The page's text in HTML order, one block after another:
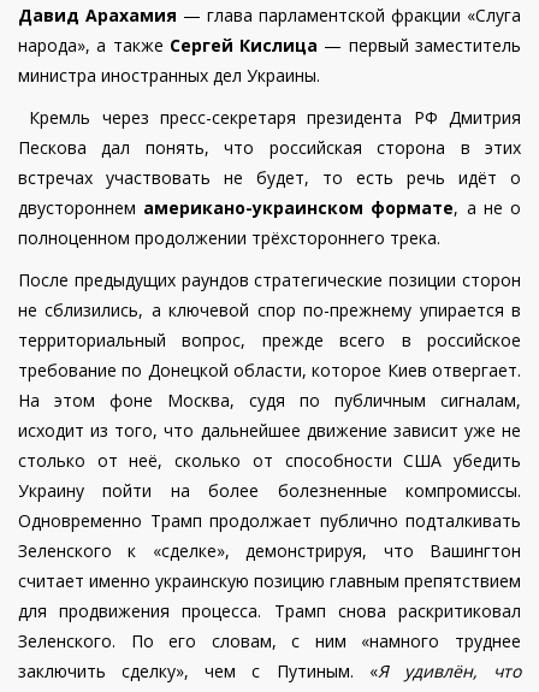
Давид Арахамия — глава парламентской фракции «Слуга
народа», а также Сергей Кислица — первый заместитель
министра иностранных дел Украины.
Кремль через пресс-секретаря президента РФ Дмитрия
Пескова дал понять, что российская сторона в этих
встречах участвовать не будет, то есть речь идёт о
двустороннем американо-украинском формате, а не о
полноценном продолжении трёхстороннего трека.
После предыдущих раундов стратегические позиции сторон
не сблизились, а ключевой спор по-прежнему упирается в
территориальный вопрос, прежде всего в российское
требование по Донецкой области, которое Киев отвергает.
На этом фоне Москва, судя по публичным сигналам,
исходит из того, что дальнейшее движение зависит уже не
столько от неё, сколько от способности США убедить
Украину пойти на более болезненные компромиссы.
Одновременно Трамп продолжает публично подталкивать
Зеленского к «сделке», демонстрируя, что Вашингтон
считает именно украинскую позицию главным препятствием
для продвижения процесса.
Трамп снова раскритиковал
Зеленского. По его словам, с ним «намного труднее
заключить сделку», чем с Путиным. «Я удивлён, что